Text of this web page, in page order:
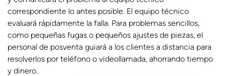
correspondiente lo antes posible. El equipo técnico
evaluará rápidamente la falla. Para problemas sencillos,
como pequeñas fugas o pequeños ajustes de piezas, el
personal de posventa guiará a los clientes a distancia para
resolverlos por teléfono o videollamada, ahorrando tiempo
y dinero.